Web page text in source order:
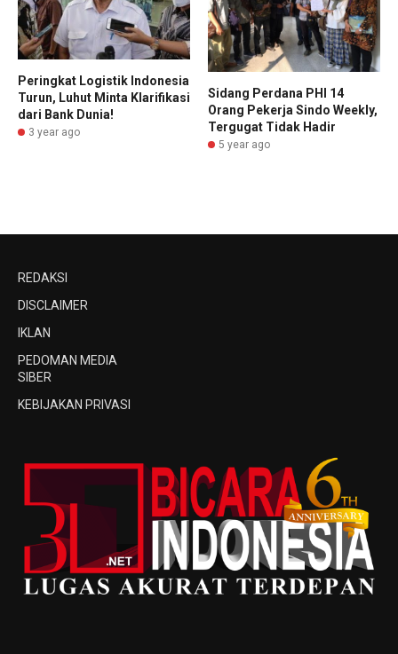
Peringkat Logistik Indonesia
Turun, Luhut Minta Klarifikasi
dari Bank Dunia!
3 year ago
Sidang Perdana PHI 14
Orang Pekerja Sindo Weekly,
Tergugat Tidak Hadir
5 year ago
REDAKSI
DISCLAIMER
IKLAN
PEDOMAN MEDIA
SIBER
KEBIJAKAN PRIVASI